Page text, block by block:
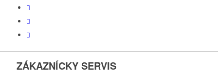
ZÁKAZNÍCKY SERVIS